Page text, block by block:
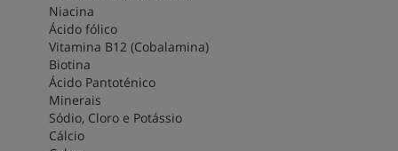
Niacina
Ácido fólico
Vitamina B12 (Cobalamina)
Biotina
Ácido Pantoténico
Minerais
Sódio, Cloro e Potássio
Cálcio